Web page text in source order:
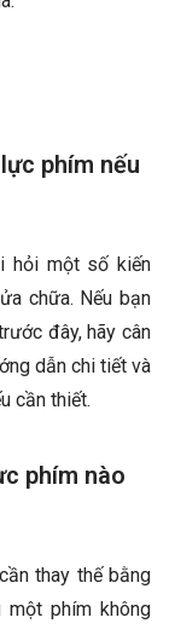
phím nếu
hỏi một số kiến
chữa. Nếu bạn
đây, hãy cân
dẫn chi tiết và
cần thiết.
phím nào
thay thế bằng
phím không